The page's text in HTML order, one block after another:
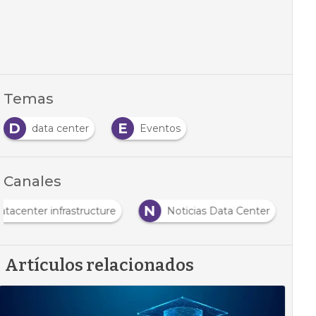
Temas
D
data center E Eventos
Canales
infrastructure N Noticias Data Center
Artículos relacionados